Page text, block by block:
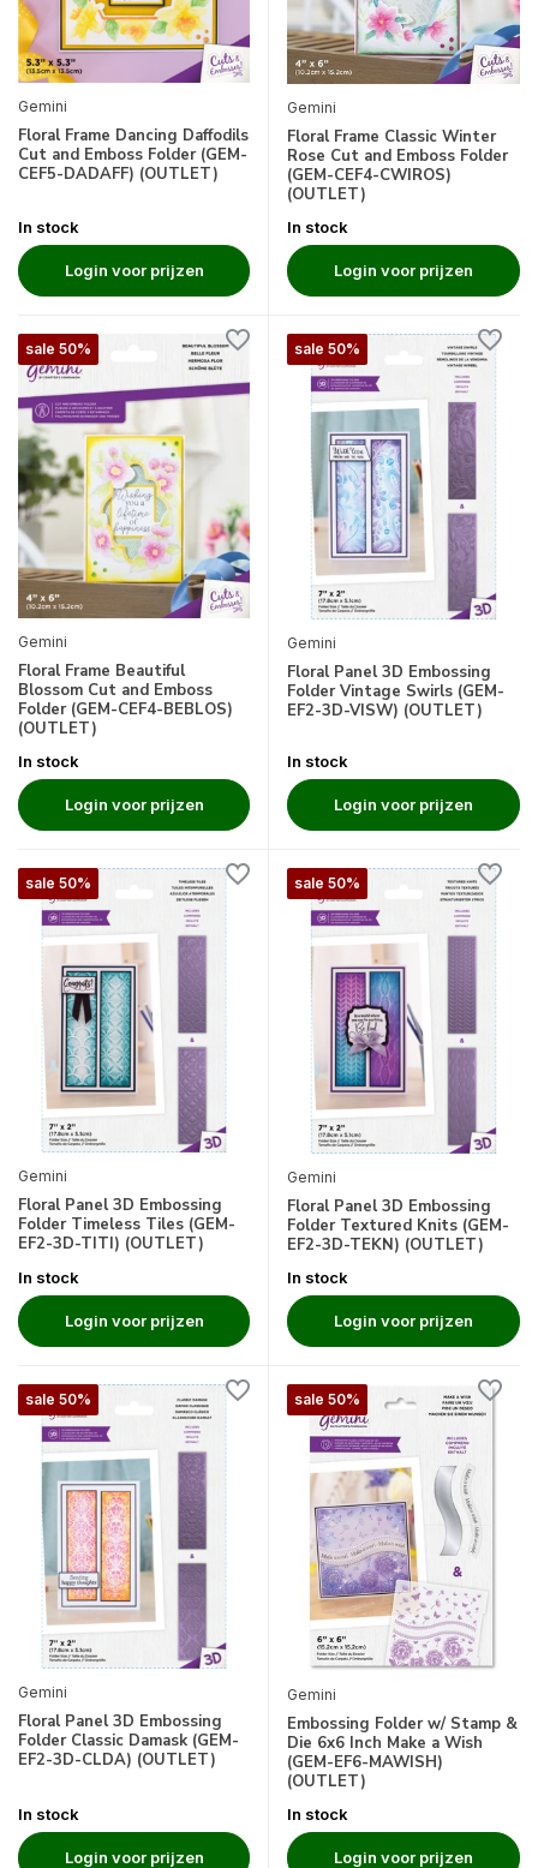
Gemini
Floral Frame Dancing Daffodils
Cut and Emboss Folder (GEM-
CEF5-DADAFF) (OUTLET)
In stock
Login voor prijzen
Gemini
Floral Frame Classic Winter
Rose Cut and Emboss Folder
(GEM-CEF4-CWIROS)
(OUTLET)
In stock
Login voor prijzen
sale 50%
Gemini
Floral Frame Beautiful
Blossom Cut and Emboss
Folder (GEM-CEF4-BEBLOS)
(OUTLET)
In stock
Login voor prijzen
sale 50%
Gemini
Floral Panel 3D Embossing
Folder Vintage Swirls (GEM-
EF2-3D-VISW) (OUTLET)
In stock
Login voor prijzen
sale 50%
Gemini
Floral Panel 3D Embossing
Folder Timeless Tiles (GEM-
EF2-3D-TITI) (OUTLET)
In stock
Login voor prijzen
sale 50%
Gemini
Floral Panel 3D Embossing
Folder Textured Knits (GEM-
EF2-3D-TEKN) (OUTLET)
In stock
Login voor prijzen
sale 50%
Gemini
Floral Panel 3D Embossing
Folder Classic Damask (GEM-
EF2-3D-CLDA) (OUTLET)
In stock
Login voor prijzen
sale 50%
Gemini
Embossing Folder w/ Stamp &
Die 6x6 Inch Make a Wish
(GEM-EF6-MAWISH)
(OUTLET)
In stock
Login voor prijzen